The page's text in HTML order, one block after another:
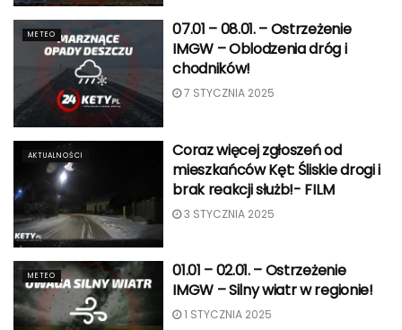
METEO
07.01 – 08.01. – Ostrzeżenie
IMGW – Oblodzenia dróg i
chodników!
7 STYCZNIA 2025
AKTUALNOŚCI
Coraz więcej zgłoszeń od
mieszkańców Kęt: Śliskie drogi i
brak reakcji służb!- FILM
3 STYCZNIA 2025
METEO
01.01 – 02.01. – Ostrzeżenie
IMGW – Silny wiatr w regionie!
1 STYCZNIA 2025